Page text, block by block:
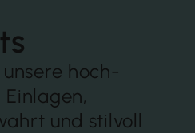
unsere hoch­
und stilvoll